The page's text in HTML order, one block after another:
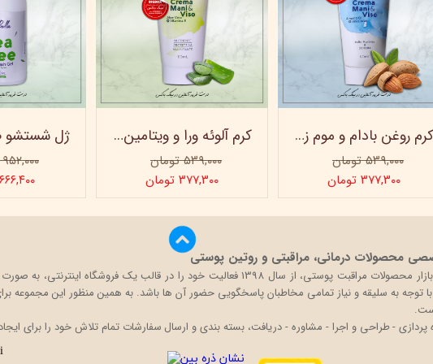
۹۵۲,۰۰۰ تومان
۶۶۶,۴۰۰
کرم آلوئه ورا و ویتامین e ویتابلا
۵۳۹,۰۰۰ تومان
۳۷۷,۳۰۰ تومان
کرم روغن بادام و موم زنبور عسل ویتابلا - 60 میلی لیتر
۵۳۹,۰۰۰ تومان
۳۷۷,۳۰۰ تومان
محصولات درمانی، مراقبتی و روتین پوستی
بیگ باکس با تکیه بر دانش و تجربه حضور در بازار محصولات مراقبت پوستی، از سال 1398
با توجه به سلیقه و نیاز تمامی مخاطبان پاسخگویی حضور آن ها باشد. به همین منظور این مجموعه
- طراحی و اجرا - مشاوره - دریافت، بسته بندی و ارسال سفارشات تمام تلاش خود را برای